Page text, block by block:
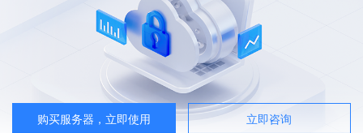
购买服务器，立即使用 立即咨询